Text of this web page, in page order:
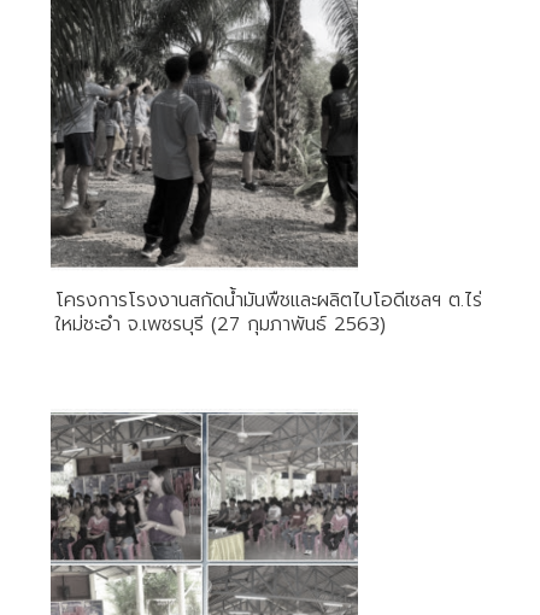
โครงการโรงงานสกัดน้ำมันพืชและผลิตไบโอดีเซลฯ ต.ไร่
ใหม่ชะอำ จ.เพชรบุรี (27 กุมภาพันธ์ 2563)